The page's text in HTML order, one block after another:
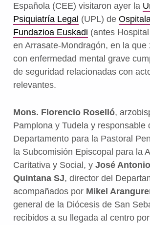
Española (CEE) visitaron ayer la
Psiquiatría Legal (UPL) de
Fundazioa Euskadi (antes
en Arrasate-Mondragón, en la que
con enfermedad mental grave
de seguridad relacionadas con
relevantes.
Mons. Florencio Roselló,
Pamplona y Tudela y responsable
Departamento para la Pastoral
la Subcomisión Episcopal para la
Caritativa y Social, y José
Quintana SJ, director del
acompañados por Mikel
general de la Diócesis de San
recibidos a su llegada al centro